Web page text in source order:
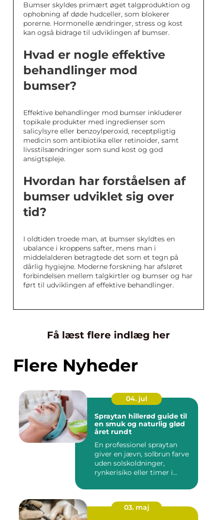
Bumser skyldes primært øget talgproduktion og
ophobning af døde hudceller, som blokerer
porerne. Hormonelle ændringer, stress og kost
kan også bidrage til udviklingen af bumser.
Hvad er nogle effektive
behandlinger mod
bumser?
Effektive behandlinger mod bumser inkluderer
topikale produkter med ingredienser som
salicylsyre eller benzoylperoxid, receptpligtig
medicin som antibiotika eller retinoider, samt
livsstilsændringer som sund kost og god
ansigtspleje.
Hvordan har forståelsen af
bumser udviklet sig over
tid?
I oldtiden troede man, at bumser skyldtes en
ubalance i kroppens safter, mens man i
middelalderen betragtede det som et tegn på
dårlig hygiejne. Moderne forskning har afsløret
forbindelsen mellem talgkirtler og bumser og har
ført til udviklingen af effektive behandlinger.
Få læst flere indlæg her
Flere Nyheder
04. jul
Spraytan hillerød guide til
en smuk og naturlig glød
året rundt
En professionel spraytan
giver en jævn, solbrun farve
uden solskoldninger,
rynkerisiko eller timer i...
03. maj